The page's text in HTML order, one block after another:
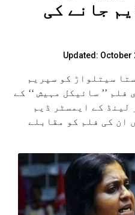
جانے کی
Updated: October
سیتلواڑ کو سپریم
’’ سائیکل مہیش ‘‘ کے
لینڈ کے ایمسٹر ڈیم
ان کی فلم کو مقابلے